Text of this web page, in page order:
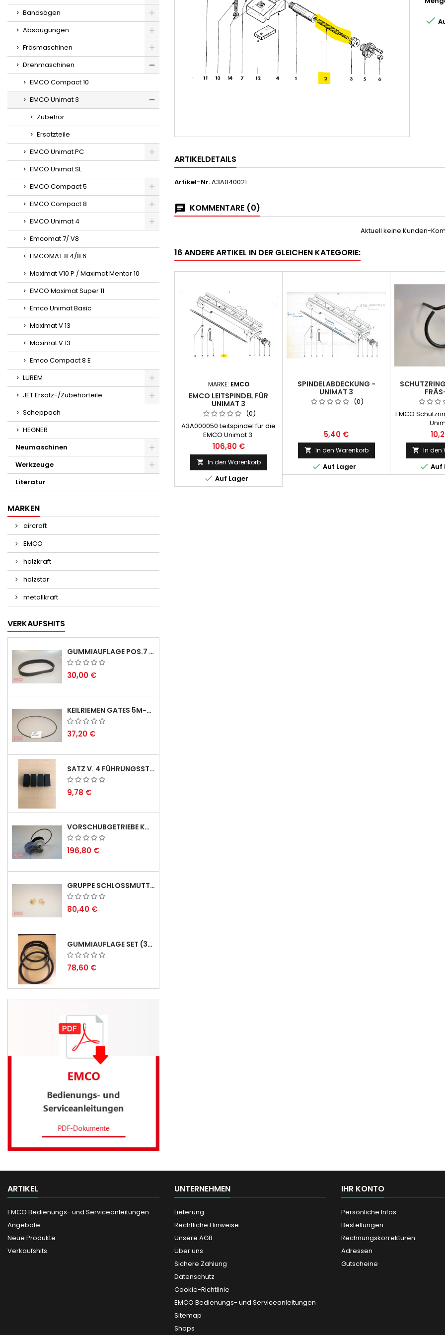
Bandsägen
Absaugungen
Fräsmaschinen
Drehmaschinen
EMCO Compact 10
EMCO Unimat 3
Zubehör
Ersatzteile
EMCO Unimat PC
EMCO Unimat SL
EMCO Compact 5
EMCO Compact 8
EMCO Unimat 4
Emcomat 7/ V8
EMCOMAT 8.4/8.6
Maximat V10 P / Maximat Mentor 10
EMCO Maximat Super 11
Emco Unimat Basic
Maximat V 13
Maximat V 13
Emco Compact 8 E
LUREM
JET Ersatz-/Zubehörteile
Scheppach
HEGNER
Neumaschinen
Werkzeuge
Literatur
MARKEN
aircraft
EMCO
holzkraft
holzstar
metallkraft
VERKAUFSHITS
GUMMIAUFLAGE POS.7 FÜR EMCO SWING UND BS 3 - LIEFERVERZÖGERUNG AUGUST/ SEPTEMBER 2026
30,00 €
KEILRIEMEN GATES 5M-690 USA B1 - VEE-BELT - POSITION 23.
37,20 €
SATZ V. 4 FÜHRUNGSSTIFTEN FÜR EMCO SWING
9,78 €
VORSCHUBGETRIEBE KOMPL. F. REX 2000 MIT KEILRIEMEN - DERZEIT NICHT LAGERND
196,80 €
GRUPPE SCHLOSSMUTTER METRISCH
80,40 €
GUMMIAUFLAGE SET (3STÜCK) FÜR EMCO SWING UND BS 3 - LIEFERVERZÖGERUNG AUGUST 2026
78,60 €

ARTIKELDETAILS
Artikel-Nr.A3A040021
KOMMENTARE (0)
Aktuell keine Kunden-
16 ANDERE ARTIKEL IN DER GLEICHEN KATEGORIE:
MARKE: EMCO
EMCO LEITSPINDEL FÜR
UNIMAT 3
(0)
A3A000050 Leitspindel für die
EMCO Unimat 3
106,80 €
 In den Warenkorb
 Auf Lager
SPINDELABDECKUNG -
UNIMAT 3
(0)
5,40 €
 In den Warenkorb
 Auf Lager
VERTICAL
EMCO
 In den
 Auf
ARTIKEL
EMCO Bedienungs- und Serviceanleitungen
Angebote
Neue Produkte
Verkaufshits
UNTERNEHMEN
Lieferung
Rechtliche Hinweise
Unsere AGB
Über uns
Sichere Zahlung
Datenschutz
Cookie-Richtlinie
EMCO Bedienungs- und Serviceanleitungen
Sitemap
Shops
IHR KONTO
Persönliche Infos
Bestellungen
Rechnungskorrekturen
Adressen
Gutscheine